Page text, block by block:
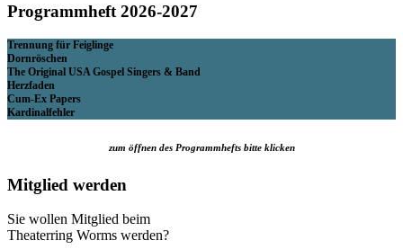
Programmheft 2026-2027
Trennung für Feiglinge
Dornröschen
The Original USA Gospel Singers & Band
Herzfaden
Cum-Ex Papers
Kardinalfehler
zum öffnen des Programmhefts bitte klicken
Mitglied werden
Sie wollen Mitglied beim
Theaterring Worms werden?